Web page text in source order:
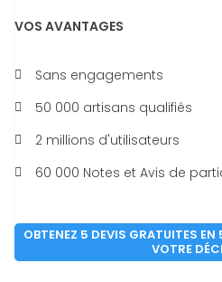
VOS AVANTAGES
Sans engagements
50 000 artisans qualifiés
2 millions d'utilisateurs
60 000 Notes et Avis de
OBTENEZ 5 DEVIS GRATUITES
VOTRE